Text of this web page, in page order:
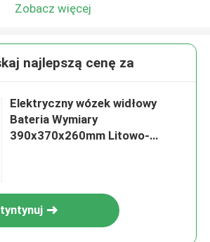
Zobacz więcej
najlepszą cenę za
Elektryczny wózek widłowy
Bateria Wymiary
390x370x260mm Litowo-